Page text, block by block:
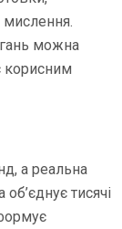
мислення.
можна
корисним
а реальна
тисячі